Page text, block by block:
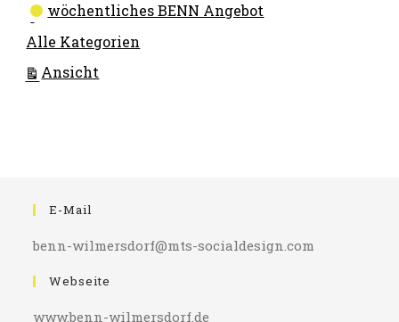
wöchentliches BENN Angebot
Alle Kategorien
Ansicht
E-Mail
benn-wilmersdorf@mts-socialdesign.com
Webseite
www.benn-wilmersdorf.de